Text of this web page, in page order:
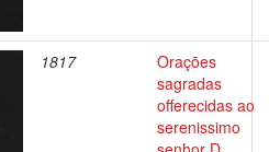
1817
Orações
sagradas
offerecidas ao
serenissimo